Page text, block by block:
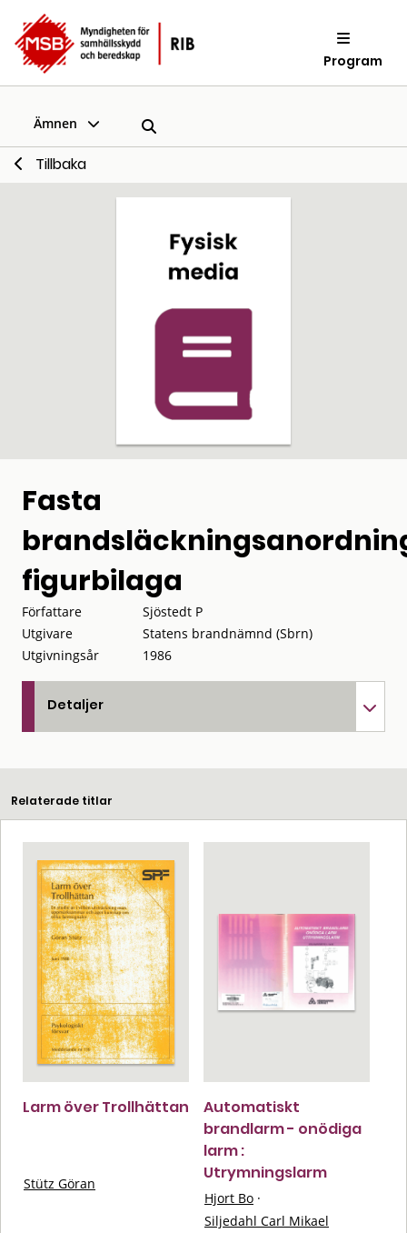
Program
Ämnen
Tillbaka
Fasta
figurbilaga
Författare
Sjöstedt P
Utgivare
Statens brandnämnd (Sbrn)
Utgivningsår
1986
Detaljer
Relaterade titlar
Larm över Trollhättan
Stütz Göran
Automatiskt
brandlarm - onödiga
larm :
Utrymningslarm
Hjort Bo ·
Siljedahl Carl Mikael